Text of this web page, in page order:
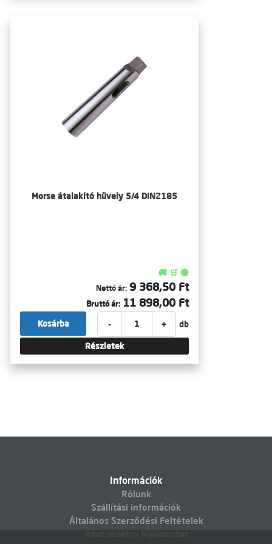
Morse átalakító hüvely 5/4 DIN2185
🚚 🛒 🟢
Nettó ár: 9 368,50 Ft
Bruttó ár: 11 898,00 Ft
- + db
Kosárba
Részletek
Információk
Rólunk
Szállítási információk
Általános Szerződési Feltételek